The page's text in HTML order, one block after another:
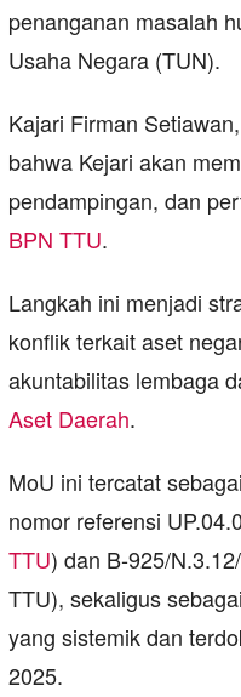
penanganan masalah
Usaha Negara (TUN).
Kajari Firman
bahwa Kejari akan
pendampingan, dan
BPN TTU.
Langkah ini menjadi
konflik terkait aset
akuntabilitas lembaga
Aset Daerah.
MoU ini tercatat
nomor referensi
TTU) dan B‑925/
TTU), sekaligus
yang sistemik dan
2025.